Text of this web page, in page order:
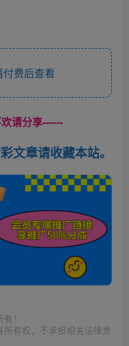
费后查看
请分享------
文章请收藏本站。
！
有权，不承担相关法律责